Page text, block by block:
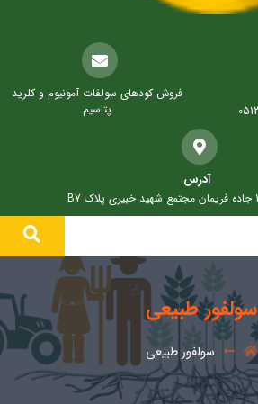
فروش کودهای سولفات آمونیوم و کلرید
پتاسیم
آدرس
سولفور طبیعی
سولفور طبیعی